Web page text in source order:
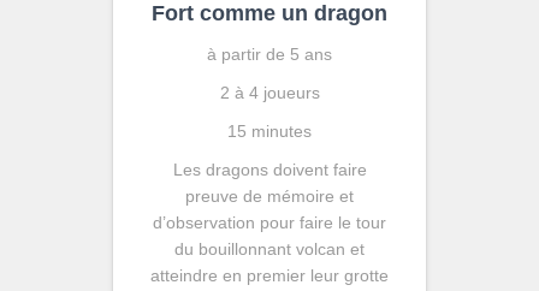
Fort comme un dragon
à partir de 5 ans
2 à 4 joueurs
15 minutes
Les dragons doivent faire
preuve de mémoire et
d’observation pour faire le tour
du bouillonnant volcan et
atteindre en premier leur grotte